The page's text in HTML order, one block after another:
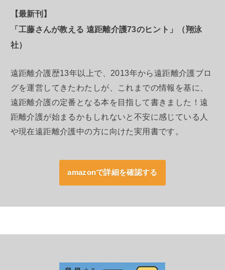
【最新刊】
「工藤さんが教える 遠距離介護73のヒント」（翔泳
社）
遠距離介護歴13年以上で、2013年から遠距離介護ブロ
グを運営してきたわたしが、これまでの情報を基に、
遠距離介護の定番となる本を目指して書きました！遠
距離介護が始まるかもしれないと不安に感じている人
や現在遠距離介護中の方に向けた実用書です。
amazonで詳細を確認する